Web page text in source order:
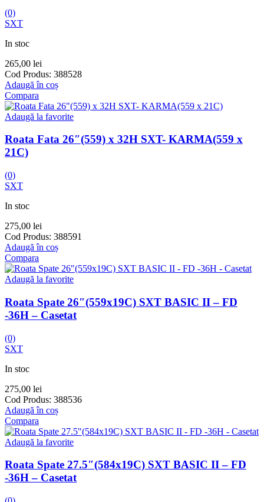
(0)
SXT
In stoc
265,00 lei
Cod Produs: 388528
Adaugă în coș
Compara
Adaugă la favorite
Roata Fata 26″(559) x 32H SXT- KARMA(559 x
21C)
(0)
SXT
In stoc
275,00 lei
Cod Produs: 388591
Adaugă în coș
Compara
Adaugă la favorite
Roata Spate 26″(559x19C) SXT BASIC II – FD
-36H – Casetat
(0)
SXT
In stoc
275,00 lei
Cod Produs: 388536
Adaugă în coș
Compara
Adaugă la favorite
Roata Spate 27.5″(584x19C) SXT BASIC II – FD
-36H – Casetat